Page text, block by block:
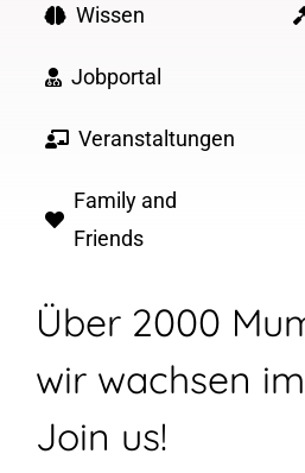
Wissen
Jobportal
Veranstaltungen
Family and
Friends
Über 2000
wir wachsen
Join us!